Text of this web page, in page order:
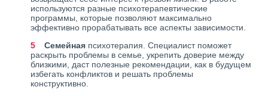
используются разные психотерапевтические
программы, которые позволяют максимально
эффективно прорабатывать все аспекты зависимости.
Семейная психотерапия. Специалист поможет
раскрыть проблемы в семье, укрепить доверие между
близкими, даст полезные рекомендации, как в будущем
избегать конфликтов и решать проблемы
конструктивно.